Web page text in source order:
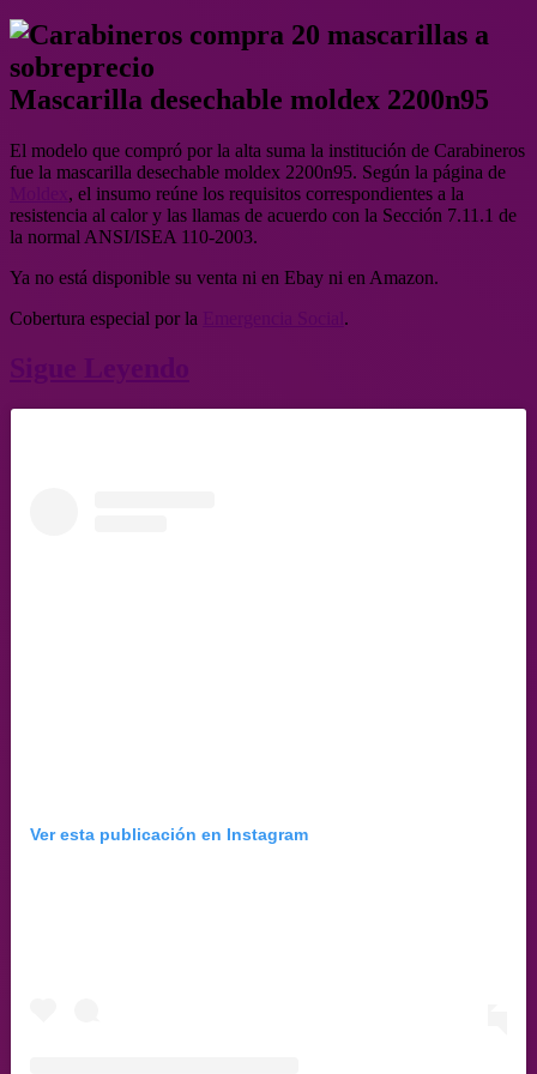
Mascarilla desechable moldex 2200n95
El modelo que compró por la alta suma la institución de Carabineros
fue la mascarilla desechable moldex 2200n95. Según la página de
, el insumo reúne los requisitos correspondientes a la
resistencia al calor y las llamas de acuerdo con la Sección 7.11.1 de
la normal ANSI/ISEA 110-2003.
Ya no está disponible su venta ni en Ebay ni en Amazon.
Cobertura especial por la
.
Ver esta publicación en Instagram